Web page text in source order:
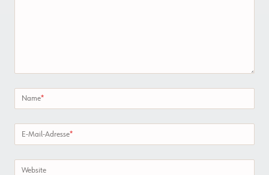
Name*
E-Mail-Adresse*
Website